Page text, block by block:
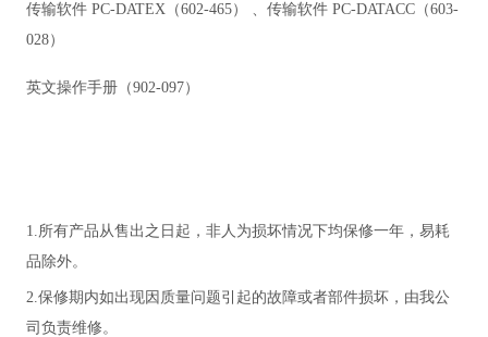
传输软件 PC-DATEX（602-465） 、传输软件 PC-DATACC（603-
028）
英文操作手册（902-097）
1.所有产品从售出之日起，非人为损坏情况下均保修一年，易耗
品除外。
2.保修期内如出现因质量问题引起的故障或者部件损坏，由我公
司负责维修。